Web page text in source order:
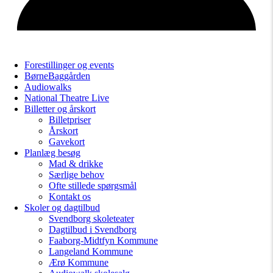
Forestillinger og events
BørneBaggården
Audiowalks
National Theatre Live
Billetter og årskort
Billetpriser
Årskort
Gavekort
Planlæg besøg
Mad & drikke
Særlige behov
Ofte stillede spørgsmål
Kontakt os
Skoler og dagtilbud
Svendborg skoleteater
Dagtilbud i Svendborg
Faaborg-Midtfyn Kommune
Langeland Kommune
Ærø Kommune